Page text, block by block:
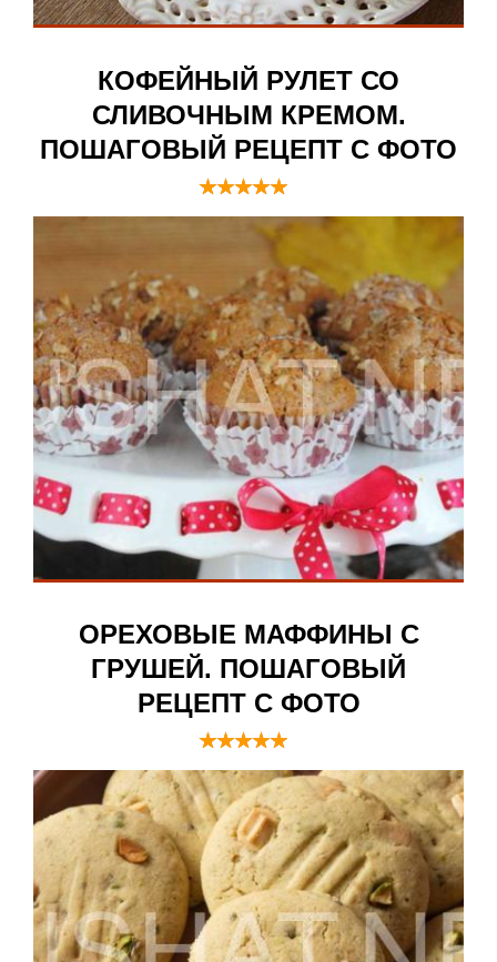
КОФЕЙНЫЙ РУЛЕТ СО
СЛИВОЧНЫМ КРЕМОМ.
ПОШАГОВЫЙ РЕЦЕПТ С ФОТО
ОРЕХОВЫЕ МАФФИНЫ С
ГРУШЕЙ. ПОШАГОВЫЙ
РЕЦЕПТ С ФОТО